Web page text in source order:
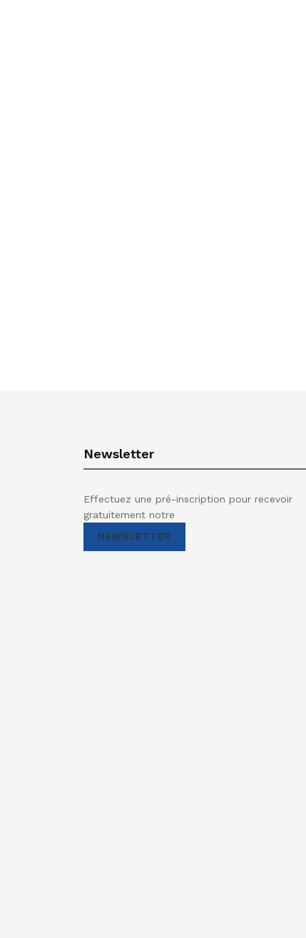
Newsletter
Effectuez une pré-inscription pour recevoir
gratuitement notre
NEWSLETTER